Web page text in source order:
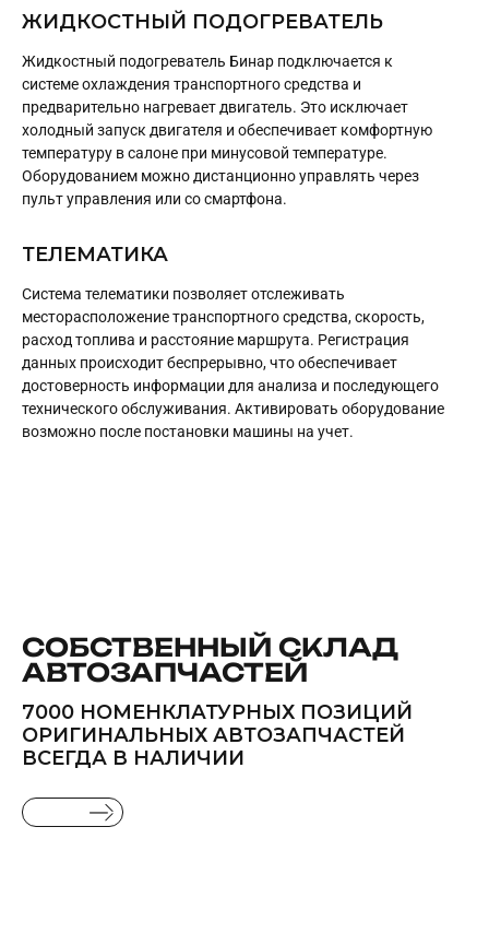
ЖИДКОСТНЫЙ ПОДОГРЕВАТЕЛЬ
Жидкостный подогреватель Бинар подключается к
системе охлаждения транспортного средства и
предварительно нагревает двигатель. Это исключает
холодный запуск двигателя и обеспечивает комфортную
температуру в салоне при минусовой температуре.
Оборудованием можно дистанционно управлять через
пульт управления или со смартфона.
ТЕЛЕМАТИКА
Система телематики позволяет отслеживать
месторасположение транспортного средства, скорость,
расход топлива и расстояние маршрута. Регистрация
данных происходит беспрерывно, что обеспечивает
достоверность информации для анализа и последующего
технического обслуживания. Активировать оборудование
возможно после постановки машины на учет.
СОБСТВЕННЫЙ СКЛАД
АВТОЗАПЧАСТЕЙ
7000 НОМЕНКЛАТУРНЫХ ПОЗИЦИЙ
ОРИГИНАЛЬНЫХ АВТОЗАПЧАСТЕЙ
ВСЕГДА В НАЛИЧИИ